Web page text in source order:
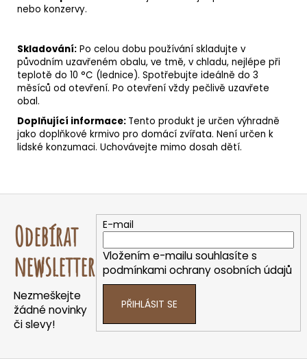
nebo konzervy.
Skladování: Po celou dobu používání skladujte v
původním uzavřeném obalu, ve tmě, v chladu, nejlépe při
teplotě do 10 °C (lednice). Spotřebujte ideálně do 3
měsíců od otevření. Po otevření vždy pečlivě uzavřete
obal.
Doplňující informace: Tento produkt je určen výhradně
jako doplňkové krmivo pro domácí zvířata. Není určen k
lidské konzumaci. Uchovávejte mimo dosah dětí.
Z
Odebírat
newsletter
Nezmeškejte
žádné novinky
či slevy!
E-mail
Vložením e-mailu souhlasíte s
podmínkami ochrany osobních údajů
PŘIHLÁSIT SE